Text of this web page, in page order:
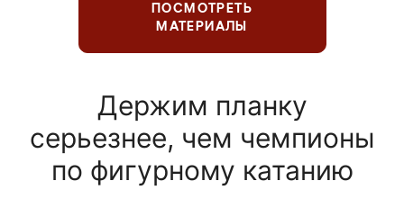
ПОСМОТРЕТЬ
МАТЕРИАЛЫ
Держим планку
серьезнее, чем чемпионы
по фигурному катанию